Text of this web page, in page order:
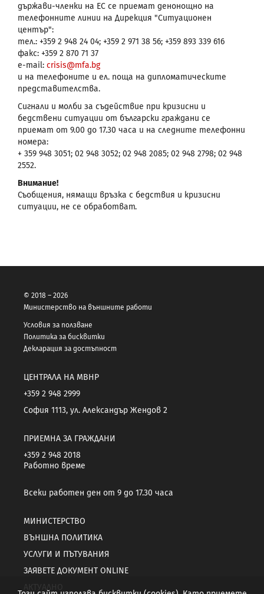
държави-членки на ЕС се приемат денонощно на
телефонните линии на Дирекция "Ситуационен
център":
тел.: +359 2 948 24 04; +359 2 971 38 56; +359 893 339 616
факс: +359 2 870 71 37
e-mail: crisis@mfa.bg
и на телефоните и ел. поща на дипломатическите
представителства.
Сигнали и молби за съдействие при кризисни и
бедствени ситуации от български граждани се
приемат от 9.00 до 17.30 часа и на следните телефонни
номера:
+ 359 948 3051; 02 948 3052; 02 948 2085; 02 948 2798; 02 948
2552.
Внимание!
Съобщения, нямащи връзка с бедствия и кризисни
ситуации, не се обработват.
© 2018 – 2026
Министерство на външните работи
Условия за ползване
Политика за бисквитки
Декларация за достъпност
ЦЕНТРАЛА НА МВНР
+359 2 948 2999
София 1113, ул. Александър Жендов 2
ПРИЕМНА ЗА ГРАЖДАНИ
+359 2 948 2018
Работно време
Всеки работен ден от 9 до 17.30 часа
МИНИСТЕРСТВО
ВЪНШНА ПОЛИТИКА
УСЛУГИ И ПЪТУВАНИЯ
ЗАЯВЕТЕ ДОКУМЕНТ ONLINE